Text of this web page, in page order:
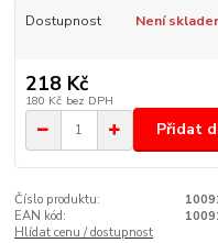
Dostupnost Není
218 Kč
180 Kč bez DPH
Přidat
Číslo produktu:
EAN kód:
Hlídat cenu / dostupnost